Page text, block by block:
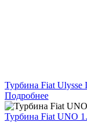
Турбина Fiat Ulysse
Подробнее
Турбина Fiat UNO